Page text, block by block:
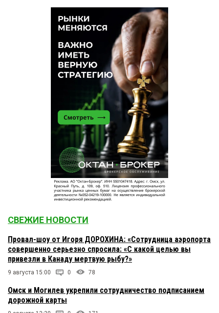
СВЕЖИЕ НОВОСТИ
Провал-шоу от Игоря ДОРОХИНА: «Сотрудница аэропорта
совершенно серьезно спросила: «С какой целью вы
привезли в Канаду мертвую рыбу?»
9 августа 15:00 0 78
Омск и Могилев укрепили сотрудничество подписанием
дорожной карты